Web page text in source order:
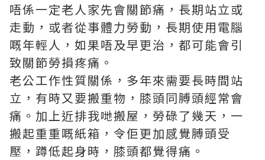
唔係一定老人家先會關節痛，長期站立或
走動，或者從事體力勞動，長期使用電腦
嘅年輕人，如果唔及早更治，都可能會引
致關節勞損疼痛。
老公工作性質關係，多年來需要長時間站
立，有時又要搬重物，膝頭同膊頭經常會
痛。加上近排我哋搬屋，勞碌了幾天，一
搬起重重嘅紙箱，令佢更加感覺膊頭受
壓，蹲低起身時，膝頭都覺得痛。